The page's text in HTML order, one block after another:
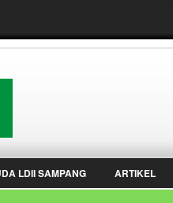
LDII SAMPANG ARTIKEL